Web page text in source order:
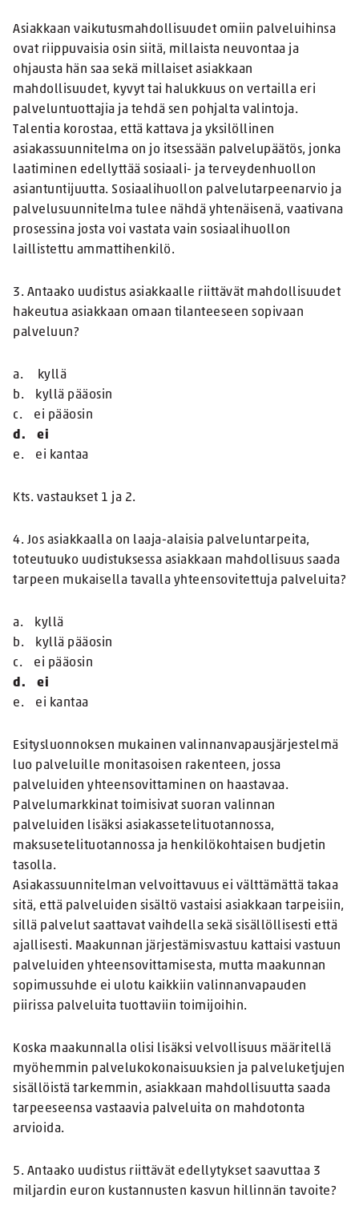
Asiakkaan vaikutusmahdollisuudet omiin palveluihinsa
ovat riippuvaisia osin siitä, millaista neuvontaa ja
ohjausta hän saa sekä millaiset asiakkaan
mahdollisuudet, kyvyt tai halukkuus on vertailla eri
palveluntuottajia ja tehdä sen pohjalta valintoja.
Talentia korostaa, että kattava ja yksilöllinen
asiakassuunnitelma on jo itsessään palvelupäätös, jonka
laatiminen edellyttää sosiaali- ja terveydenhuollon
asiantuntijuutta. Sosiaalihuollon palvelutarpeenarvio ja
palvelusuunnitelma tulee nähdä yhtenäisenä, vaativana
prosessina josta voi vastata vain sosiaalihuollon
laillistettu ammattihenkilö.
3. Antaako uudistus asiakkaalle riittävät mahdollisuudet
hakeutua asiakkaan omaan tilanteeseen sopivaan
palveluun?
a. kyllä
b. kyllä pääosin
c. ei pääosin
d. ei
e. ei kantaa
Kts. vastaukset 1 ja 2.
4. Jos asiakkaalla on laaja-alaisia palveluntarpeita,
toteutuuko uudistuksessa asiakkaan mahdollisuus saada
tarpeen mukaisella tavalla yhteensovitettuja palveluita?
a. kyllä
b. kyllä pääosin
c. ei pääosin
d. ei
e. ei kantaa
Esitysluonnoksen mukainen valinnanvapausjärjestelmä
luo palveluille monitasoisen rakenteen, jossa
palveluiden yhteensovittaminen on haastavaa.
Palvelumarkkinat toimisivat suoran valinnan
palveluiden lisäksi asiakassetelituotannossa,
maksusetelituotannossa ja henkilökohtaisen budjetin
tasolla.
Asiakassuunnitelman velvoittavuus ei välttämättä takaa
sitä, että palveluiden sisältö vastaisi asiakkaan tarpeisiin,
sillä palvelut saattavat vaihdella sekä sisällöllisesti että
ajallisesti. Maakunnan järjestämisvastuu kattaisi vastuun
palveluiden yhteensovittamisesta, mutta maakunnan
sopimussuhde ei ulotu kaikkiin valinnanvapauden
piirissa palveluita tuottaviin toimijoihin.
Koska maakunnalla olisi lisäksi velvollisuus määritellä
myöhemmin palvelukokonaisuuksien ja palveluketjujen
sisällöistä tarkemmin, asiakkaan mahdollisuutta saada
tarpeeseensa vastaavia palveluita on mahdotonta
arvioida.
5. Antaako uudistus riittävät edellytykset saavuttaa 3
miljardin euron kustannusten kasvun hillinnän tavoite?